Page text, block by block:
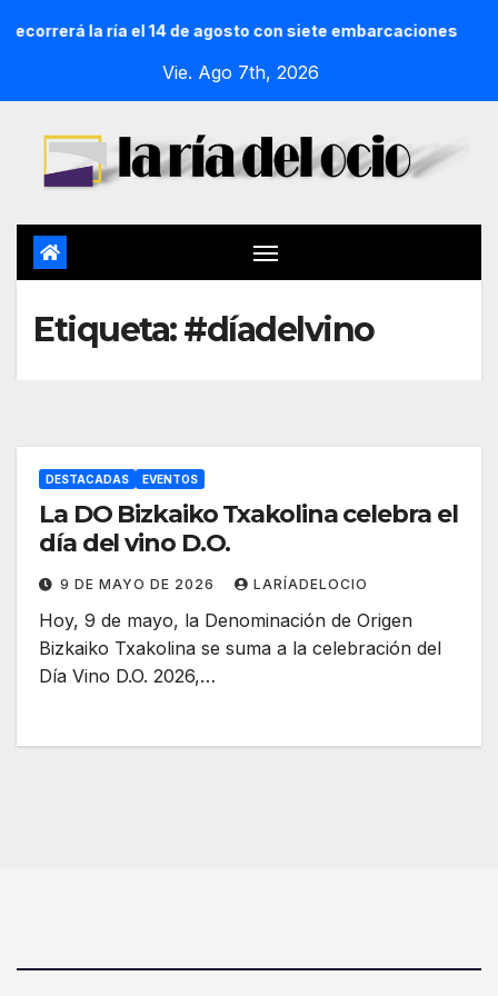
la ría el 14 de agosto con siete embarcaciones
Vie. Ago 7th, 2026
Etiqueta:#díadelvino
DESTACADAS EVENTOS
La DO Bizkaiko Txakolina celebra el
día del vino D.O.
9 DE MAYO DE 2026 LARÍADELOCIO
Hoy, 9 de mayo, la Denominación de Origen
Bizkaiko Txakolina se suma a la celebración del
Día Vino D.O. 2026,…